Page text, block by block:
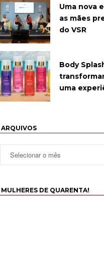
Uma nova
as mães
do VSR
Body
uma
ARQUIVOS
MULHERES DE QUARENTA!